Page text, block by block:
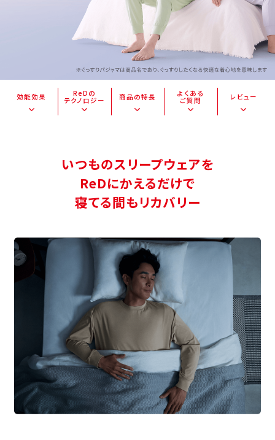
効能効果
ReDの
テクノロジー
商品の特長
よくある
ご質問
レビュー
いつものスリープウェアを
ReDにかえるだけで
寝てる間もリカバリー